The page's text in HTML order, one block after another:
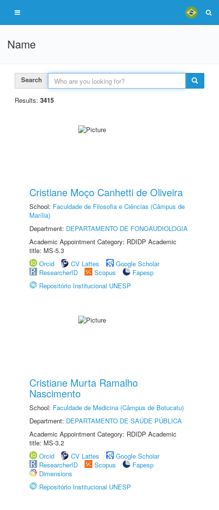
Name
Search
Results: 3415
Cristiane Moço Canhetti de Oliveira
School: Faculdade de Filosofia e Ciências (Câmpus de
Marília)
Department: DEPARTAMENTO DE FONOAUDIOLOGIA
Academic Appointment Category: RDIDP Academic
title: MS-5.3
Orcid
CV Lattes
Google Scholar
ResearcherID
Scopus
Fapesp
Repositório Institucional UNESP
Cristiane Murta Ramalho
Nascimento
School: Faculdade de Medicina (Câmpus de Botucatu)
Department: DEPARTAMENTO DE SAÚDE PÚBLICA
Academic Appointment Category: RDIDP Academic
title: MS-3.2
Orcid
CV Lattes
Google Scholar
ResearcherID
Scopus
Fapesp
Dimensions
Repositório Institucional UNESP